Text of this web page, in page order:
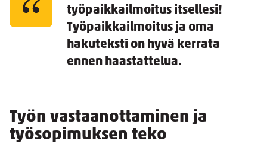
työpaikkailmoitus itsellesi!
Työpaikkailmoitus ja oma
hakuteksti on hyvä kerrata
ennen haastattelua.
Työn vastaanottaminen ja
työsopimuksen teko